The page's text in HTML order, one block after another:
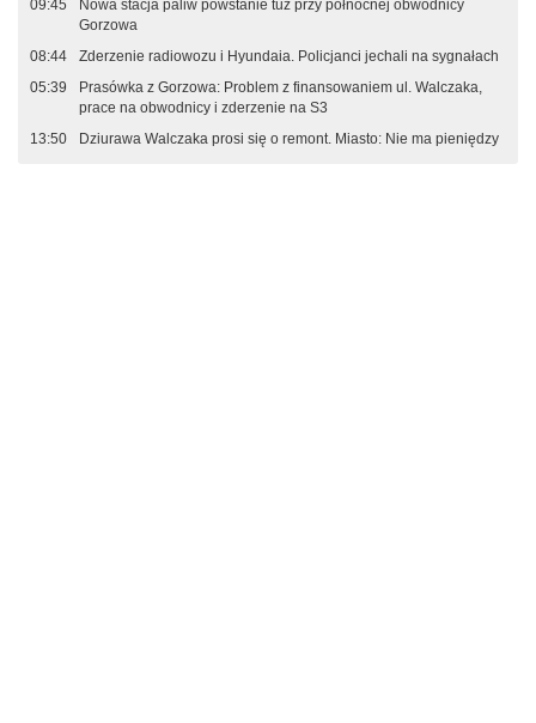
09:45
Nowa stacja paliw powstanie tuż przy północnej obwodnicy
Gorzowa
08:44
Zderzenie radiowozu i Hyundaia. Policjanci jechali na sygnałach
05:39
Prasówka z Gorzowa: Problem z finansowaniem ul. Walczaka,
prace na obwodnicy i zderzenie na S3
13:50
Dziurawa Walczaka prosi się o remont. Miasto: Nie ma pieniędzy